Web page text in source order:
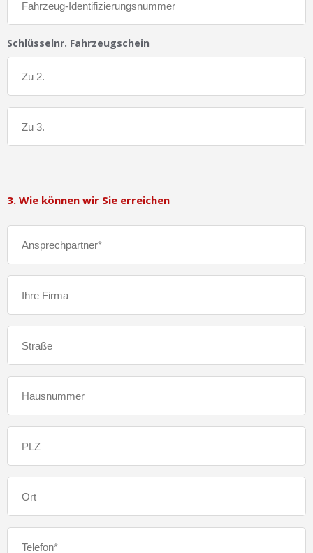
Schlüsselnr. Fahrzeugschein
3. Wie können wir Sie erreichen